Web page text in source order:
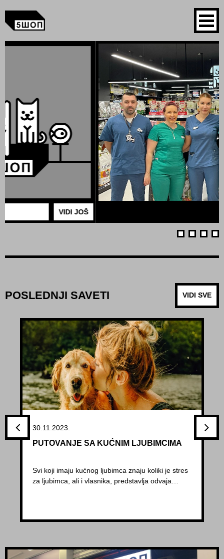
POSLEDNJI SAVETI VIDI SVE
30.11.2023.
PUTOVANJE SA KUĆNIM LJUBIMCIMA
Svi koji imaju kućnog ljubimca znaju koliki je stres
za ljubimca, ali i vlasnika, predstavlja odvaja…